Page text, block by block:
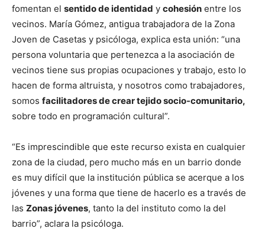
fomentan el sentido de identidad y cohesión entre los
vecinos. María Gómez, antigua trabajadora de la Zona
Joven de Casetas y psicóloga, explica esta unión: “una
persona voluntaria que pertenezca a la asociación de
vecinos tiene sus propias ocupaciones y trabajo, esto lo
hacen de forma altruista, y nosotros como trabajadores,
somos facilitadores de crear tejido socio-comunitario,
sobre todo en programación cultural”.
“Es imprescindible que este recurso exista en cualquier
zona de la ciudad, pero mucho más en un barrio donde
es muy difícil que la institución pública se acerque a los
jóvenes y una forma que tiene de hacerlo es a través de
las Zonas jóvenes, tanto la del instituto como la del
barrio”, aclara la psicóloga.